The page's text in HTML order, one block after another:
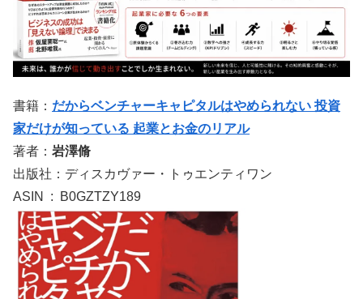
書籍： だからベンチャーキャピタルはやめられない 投資
家だけが知っている 起業とお金のリアル
著者： 岩澤脩
出版社：ディスカヴァー・トゥエンティワン
ASIN ‏ : ‎ B0GZTZY189